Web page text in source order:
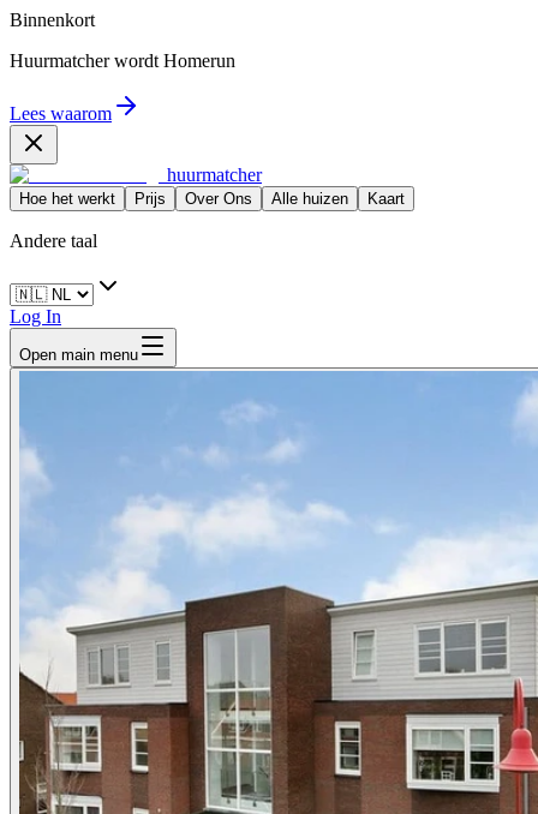
Binnenkort
Huurmatcher wordt Homerun
Lees waarom
huurmatcher
Hoe het werkt Prijs Over Ons Alle huizen Kaart
Andere taal
Log In
Open main menu